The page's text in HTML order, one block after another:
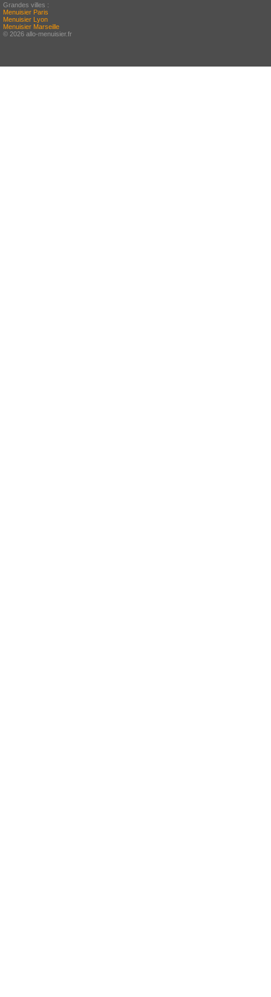
Grandes villes :
Menuisier Paris
Menuisier Lyon
Menuisier Marseille
© 2026 allo-menuisier.fr